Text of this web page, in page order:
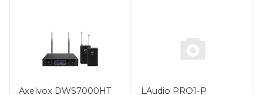
Axelvox DWS7000HT
LAudio PRO1-P